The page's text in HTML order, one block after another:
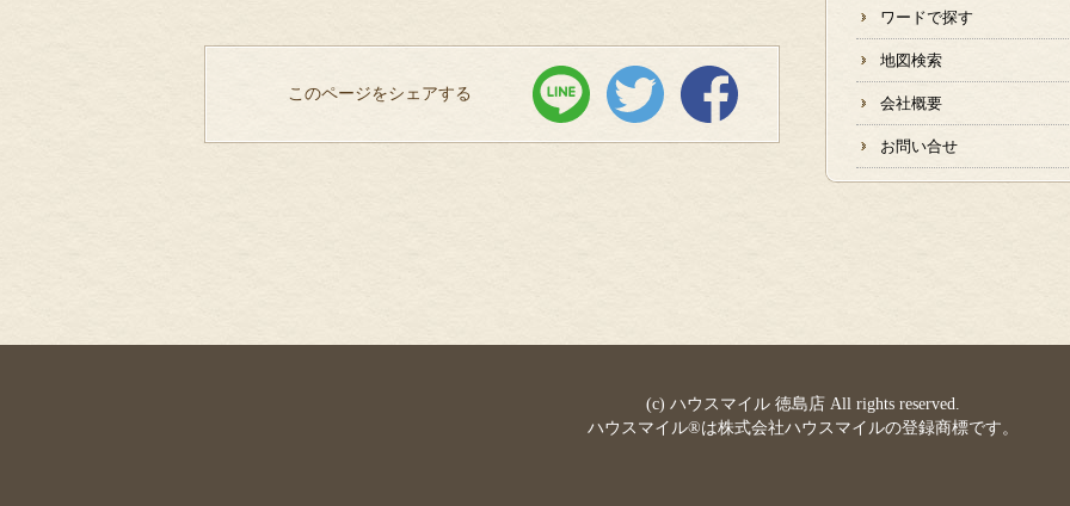
このページをシェアする
ワードで探す
地図検索
会社概要
お問い合せ
(c) ハウスマイル 徳島店 All rights reserved.
ハウスマイル®は株式会社ハウスマイルの登録商標です。